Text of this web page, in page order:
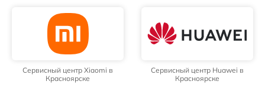
Сервисный центр Xiaomi в
Красноярске
Сервисный центр Huawei в
Красноярске